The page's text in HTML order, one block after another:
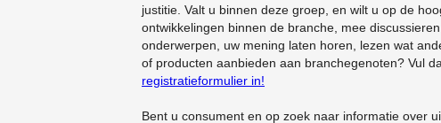
justitie. Valt u binnen deze groep, en wilt u op de
ontwikkelingen binnen de branche, mee
onderwerpen, uw mening laten horen, lezen wat
of producten aanbieden aan branchegenoten? Vul
registratieformulier in!
Bent u consument en op zoek naar informatie over